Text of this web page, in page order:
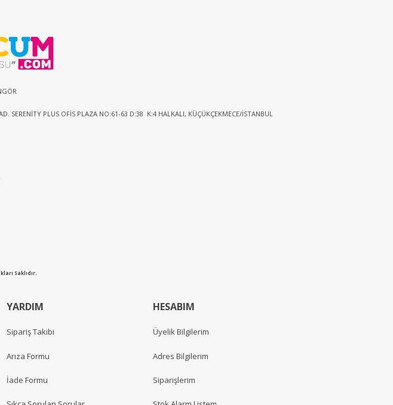
SERENİTY PLUS OFİS PLAZA NO:61-63 D:38 K:4 HALKALI, KÜÇÜKÇEKMECE/İSTANBUL
Saklıdır.
YARDIM
Sipariş Takibi
Arıza Formu
İade Formu
HESABIM
Üyelik Bilgilerim
Adres Bilgilerim
Siparişlerim